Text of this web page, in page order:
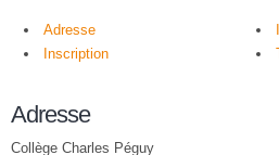
Adresse
Inscription
Adresse
Collège Charles Péguy